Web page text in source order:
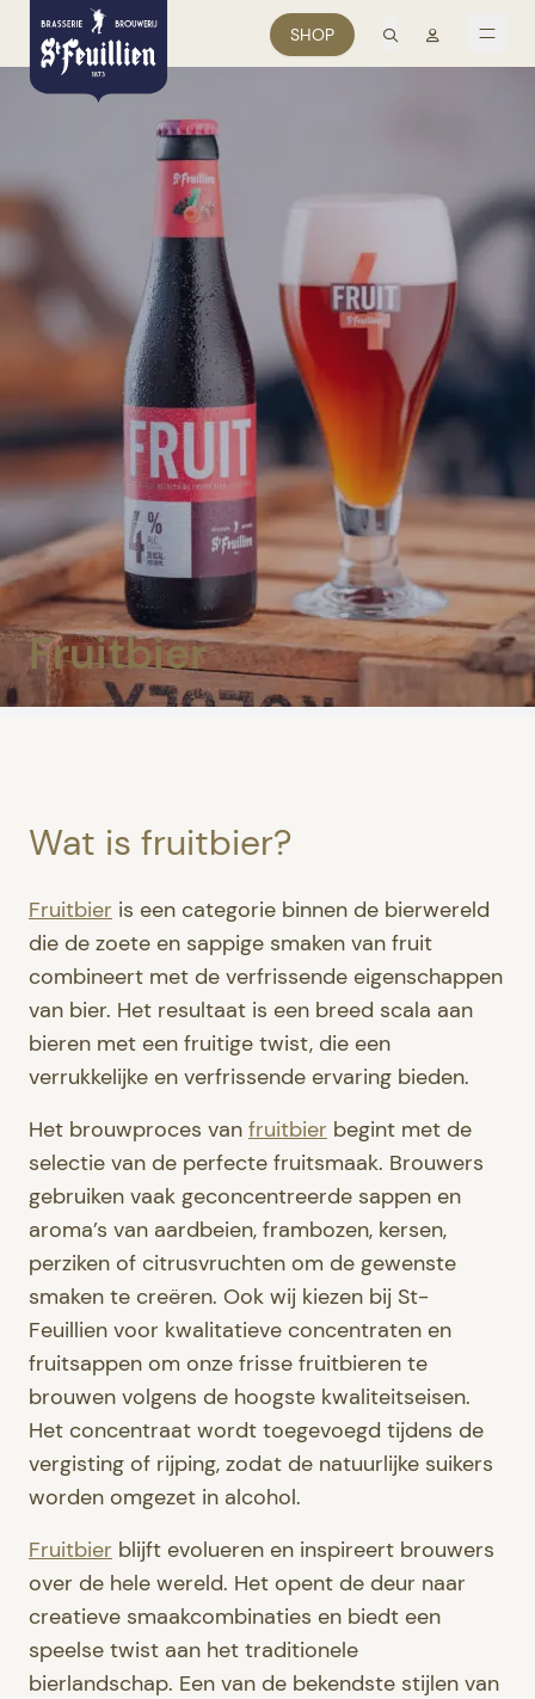
SHOP zoekMon
Fruitbier
Wat is fruitbier?
Fruitbier is een categorie binnen de bierwereld
die de zoete en sappige smaken van fruit
combineert met de verfrissende eigenschappen
van bier. Het resultaat is een breed scala aan
bieren met een fruitige twist, die een
verrukkelijke en verfrissende ervaring bieden.
Het brouwproces van fruitbier begint met de
selectie van de perfecte fruitsmaak. Brouwers
gebruiken vaak geconcentreerde sappen en
aroma’s van aardbeien, frambozen, kersen,
perziken of citrusvruchten om de gewenste
smaken te creëren. Ook wij kiezen bij St-
Feuillien voor kwalitatieve concentraten en
fruitsappen om onze frisse fruitbieren te
brouwen volgens de hoogste kwaliteitseisen.
Het concentraat wordt toegevoegd tijdens de
vergisting of rijping, zodat de natuurlijke suikers
worden omgezet in alcohol.
Fruitbier blijft evolueren en inspireert brouwers
over de hele wereld. Het opent de deur naar
creatieve smaakcombinaties en biedt een
speelse twist aan het traditionele
bierlandschap. Een van de bekendste stijlen van